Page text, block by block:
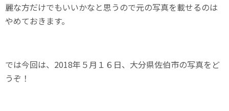
麗な方だけでもいいかなと思うので元の写真を載せるのは
やめておきます。
では今回は、2018年５月１６日、大分県佐伯市の写真をど
うぞ！